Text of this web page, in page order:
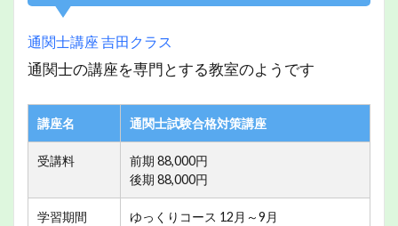
通関士講座 吉田クラス
通関士の講座を専門とする教室のようです
講座名 通関士試験合格対策講座
受講料
前期 88,000円
後期 88,000円
学習期間
ゆっくりコース 12月～9月